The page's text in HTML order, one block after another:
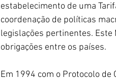
estabelecimento de uma
coordenação de políticas
legislações pertinentes.
obrigações entre os países.
Em 1994 com o Protocolo